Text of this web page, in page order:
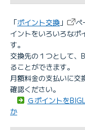
「ポイント交換 」
ペ
イントをいろいろなポ
す。
交換先の１つとして、
ることができます。
月額料金の支払いに交
確認ください。
Ｇポイントを
か